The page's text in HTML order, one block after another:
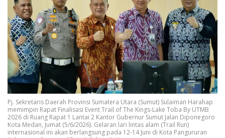
Pj. Sekretaris Daerah Provinsi Sumatera Utara (Sumut) Sulaiman Harahap
memimpin Rapat Finalisasi Event Trail of The Kings-Lake Toba By UTMB
2026 di Ruang Rapat 1 Lantai 2 Kantor Gubernur Sumut Jalan Diponegoro
Kota Medan, Jumat (5/6/2026). Gelaran lari lintas alam (Trail Run)
internasional ini akan berlangsung pada 12-14 Juni di Kota Pangururan